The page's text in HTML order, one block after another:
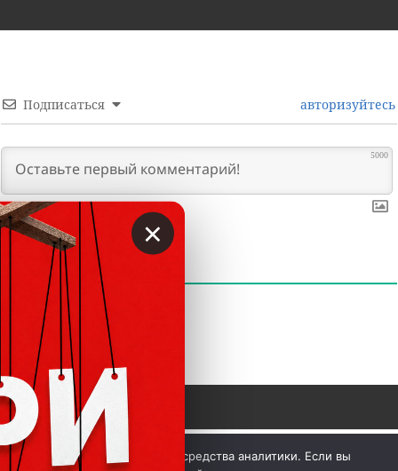
Подписаться авторизуйтесь
5000
КОММЕНТАРИИ
гиперссылкой на сайт vklader.com или телеграм-канал
Мы используем куки и средства аналитики. Если вы
×